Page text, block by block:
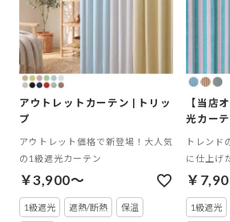
アウトレットカーテン | トリッ
プ
アウトレット価格で新登場！大人気
の1級遮光カーテン
￥3,900～
1級遮光 遮熱/断熱 保温
【当店
光カー
トレンド
に仕上げ
ン
￥
1級遮光